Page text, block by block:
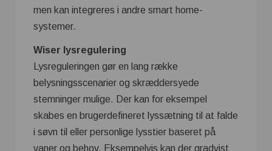
men kan integreres i andre smart home-
systemer.
Wiser lysregulering
Lysreguleringen gør en lang række
belysningsscenarier og skræddersyede
stemninger mulige. Der kan for eksempel
skabes en brugerdefineret lyssætning til at falde
i søvn til eller personlige lysstier baseret på
vaner og behov. Eksempelvis kan der gradvist